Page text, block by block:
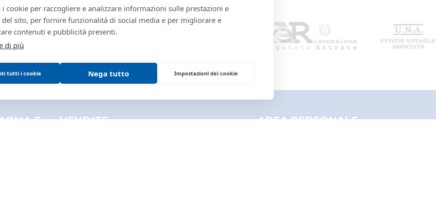
giudiziaria
777509
777509
PROCEDURE_CONCORSUALI
NFAL
0340270095
E
VENDITE AREA PERSONALE
cookie per raccogliere e analizzare informazioni sulle prestazioni e
sito, per fornire funzionalità di social media e per migliorare e
contenuti e pubblicità presenti.
di più
tutti i cookie Nega tutto Impostazioni dei cookie